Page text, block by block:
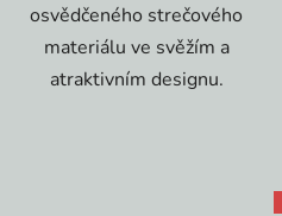
osvědčeného strečového
materiálu ve svěžím a
atraktivním designu.